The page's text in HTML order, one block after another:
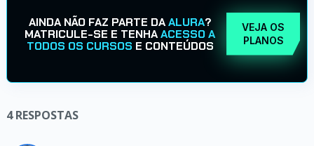
AINDA NÃO FAZ PARTE DAALURA?
MATRICULE-SE E TENHAACESSO A
TODOS OS CURSOS E CONTEÚDOS
VEJA OS
PLANOS
4RESPOSTAS